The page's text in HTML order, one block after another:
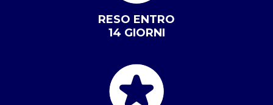
RESO ENTRO
14 GIORNI